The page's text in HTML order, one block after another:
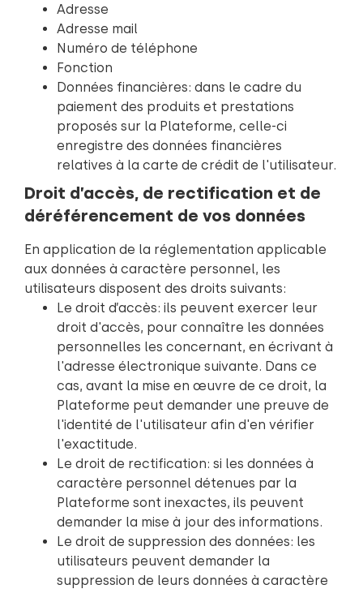
Adresse
Adresse mail
Numéro de téléphone
Fonction
Données financières: dans le cadre du
paiement des produits et prestations
proposés sur la Plateforme, celle-ci
enregistre des données financières
relatives à la carte de crédit de l'utilisateur.
Droit d’accès, de rectification et de
déréférencement de vos données
En application de la réglementation applicable
aux données à caractère personnel, les
utilisateurs disposent des droits suivants:
Le droit d’accès: ils peuvent exercer leur
droit d'accès, pour connaître les données
personnelles les concernant, en écrivant à
l'adresse électronique suivante. Dans ce
cas, avant la mise en œuvre de ce droit, la
Plateforme peut demander une preuve de
l'identité de l'utilisateur afin d'en vérifier
l'exactitude.
Le droit de rectification: si les données à
caractère personnel détenues par la
Plateforme sont inexactes, ils peuvent
demander la mise à jour des informations.
Le droit de suppression des données: les
utilisateurs peuvent demander la
suppression de leurs données à caractère